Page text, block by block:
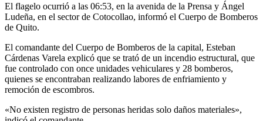
El flagelo ocurrió a las 06:53, en la avenida de la Prensa y Ángel
Ludeña, en el sector de Cotocollao, informó el Cuerpo de Bomberos
de Quito.
El comandante del Cuerpo de Bomberos de la capital, Esteban
Cárdenas Varela explicó que se trató de un incendio estructural, que
fue controlado con once unidades vehiculares y 28 bomberos,
quienes se encontraban realizando labores de enfriamiento y
remoción de escombros.
«No existen registro de personas heridas solo daños materiales»,